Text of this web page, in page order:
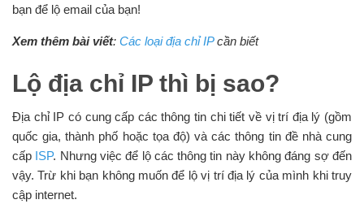
bạn để lộ email của bạn!
Xem thêm bài viết: Các loại địa chỉ IPcần biết
Lộ địa chỉ IP thì bị sao?
Địa chỉ IP có cung cấp các thông tin chi tiết về vị trí địa lý (gồm
quốc gia, thành phố hoặc tọa độ) và các thông tin đề nhà cung
cấp ISP. Nhưng việc để lộ các thông tin này không đáng sợ đến
vậy. Trừ khi bạn không muốn để lộ vị trí địa lý của mình khi truy
cập internet.